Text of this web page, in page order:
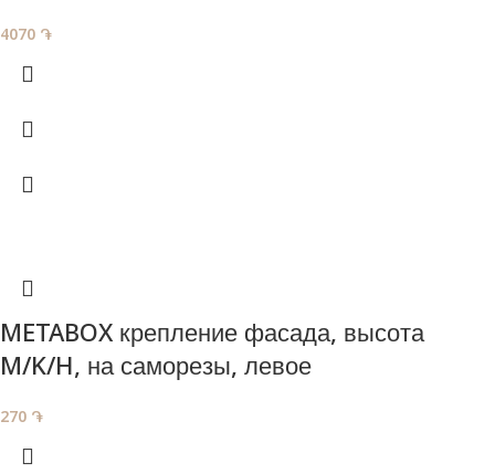
4070 ֏
METABOX крепление фасада, высота
M/K/H, на саморезы, левое
270 ֏